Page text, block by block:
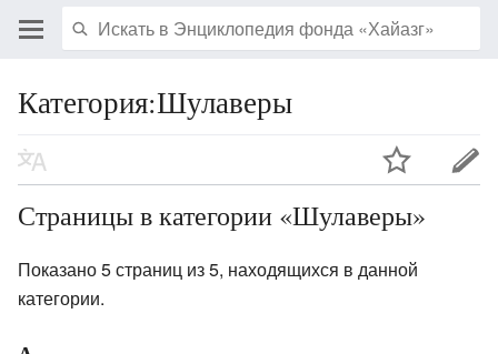
Категория:Шулаверы
Страницы в категории «Шулаверы»
Показано 5 страниц из 5, находящихся в данной
категории.